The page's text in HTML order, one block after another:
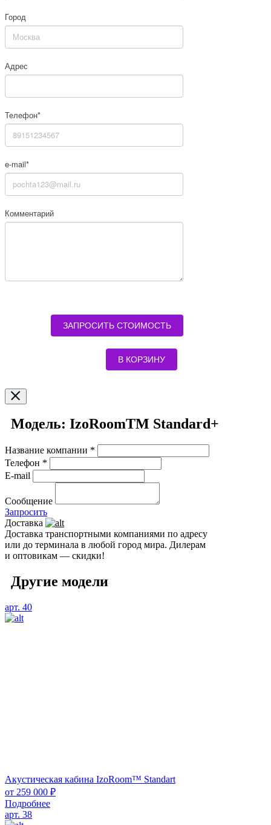
Город
Адрес
Телефон*
e-mail*
Комментарий
ЗАПРОСИТЬ СТОИМОСТЬ
В КОРЗИНУ
Модель: IzoRoomTM Standard+
Название компании *
Телефон *
E-mail
Сообщение
Запросить
Доставка
Доставка транспортными компаниями по адресу
или до терминала в любой город мира. Дилерам
и оптовикам — скидки!
Другие модели
арт. 40
Акустическая кабина IzoRoom™ Standart
от 259 000 ₽
Подробнее
арт. 38